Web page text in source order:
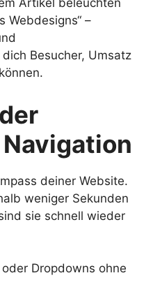
Artikel beleuchten
Webdesigns“ –
Besucher, Umsatz
deiner Website.
weniger Sekunden
sie schnell wieder
Dropdowns ohne